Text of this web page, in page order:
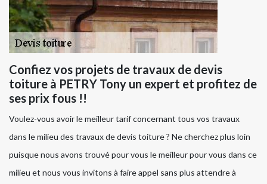
Confiez vos projets de travaux de devis
toiture à PETRY Tony un expert et profitez de
ses prix fous !!
Voulez-vous avoir le meilleur tarif concernant tous vos travaux
dans le milieu des travaux de devis toiture ? Ne cherchez plus loin
puisque nous avons trouvé pour vous le meilleur pour vous dans ce
milieu et nous vous invitons à faire appel sans plus attendre à